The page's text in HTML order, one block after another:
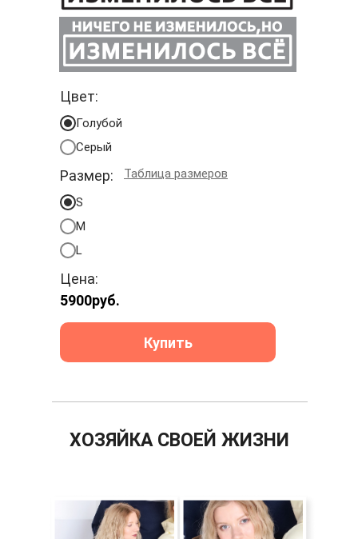
Цвет:
Голубой
Серый
Размер:
S
M
L
Цена:
5900руб.
Купить
Таблица размеров
ХОЗЯЙКА СВОЕЙ ЖИЗНИ